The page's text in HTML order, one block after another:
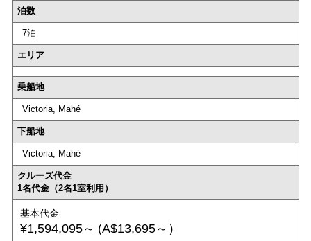
泊数
7泊
エリア
乗船地
Victoria, Mahé
下船地
Victoria, Mahé
クルーズ代金
1名代金（2名1室利用）
基本代金
¥1,594,095～ (A$13,695～）